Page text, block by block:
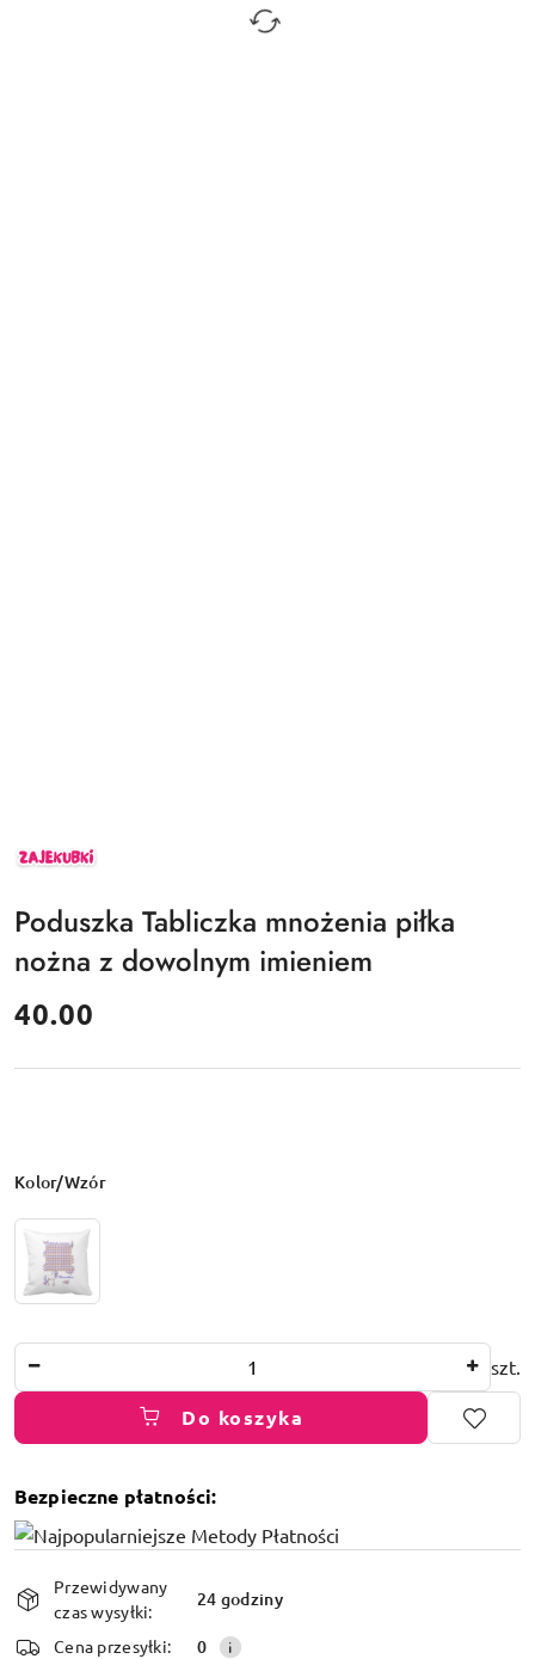
ZAJEKUBKI
Poduszka Tabliczka mnożenia piłka
nożna z dowolnym imieniem
cena:
40.00
Wariant
Kolor/Wzór
szt.
Do koszyka
Bezpieczne płatności:
Dostępność
i
dostawa
Przewidywany
czas wysyłki:
24 godziny
Cena przesyłki: 0